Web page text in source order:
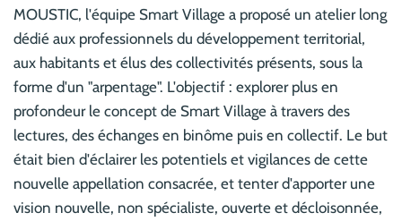
MOUSTIC, l'équipe Smart Village a proposé un atelier long
dédié aux professionnels du développement territorial,
aux habitants et élus des collectivités présents, sous la
forme d'un "arpentage". L'objectif : explorer plus en
profondeur le concept de Smart Village à travers des
lectures, des échanges en binôme puis en collectif. Le but
était bien d'éclairer les potentiels et vigilances de cette
nouvelle appellation consacrée, et tenter d'apporter une
vision nouvelle, non spécialiste, ouverte et décloisonnée,